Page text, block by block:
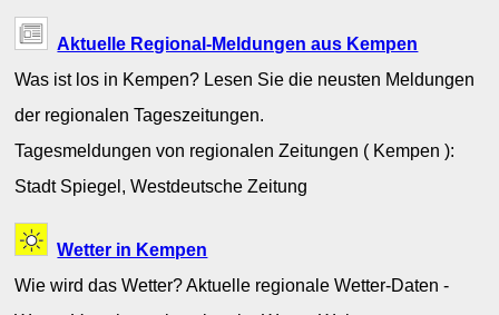
Aktuelle Regional-Meldungen aus Kempen
Was ist los in Kempen? Lesen Sie die neusten Meldungen
der regionalen Tageszeitungen.
Tagesmeldungen von regionalen Zeitungen ( Kempen ):
Stadt Spiegel, Westdeutsche Zeitung
Wetter in Kempen
Wie wird das Wetter? Aktuelle regionale Wetter-Daten -